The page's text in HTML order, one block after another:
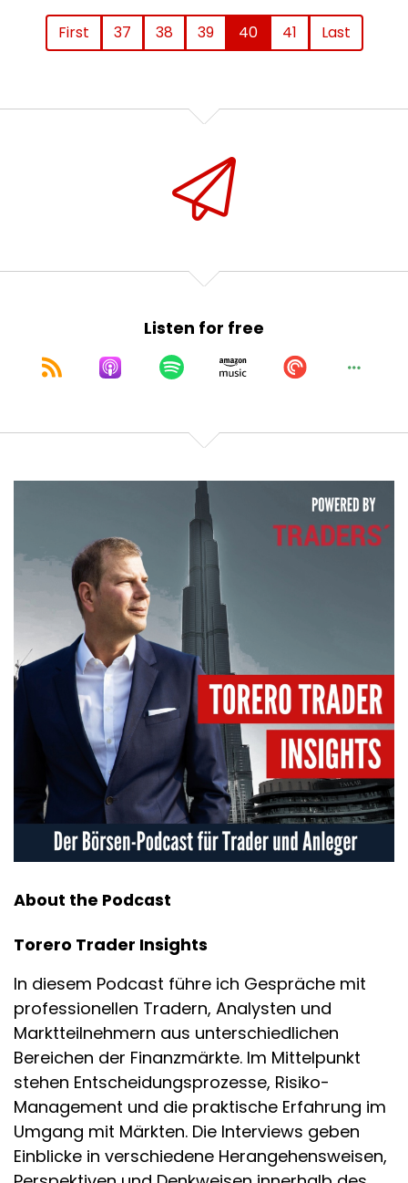
First 37 38 39 40 41 Last
Listen for free
About the Podcast
Torero Trader Insights
In diesem Podcast führe ich Gespräche mit
professionellen Tradern, Analysten und
Marktteilnehmern aus unterschiedlichen
Bereichen der Finanzmärkte. Im Mittelpunkt
stehen Entscheidungsprozesse, Risiko-
Management und die praktische Erfahrung im
Umgang mit Märkten. Die Interviews geben
Einblicke in verschiedene Herangehensweisen,